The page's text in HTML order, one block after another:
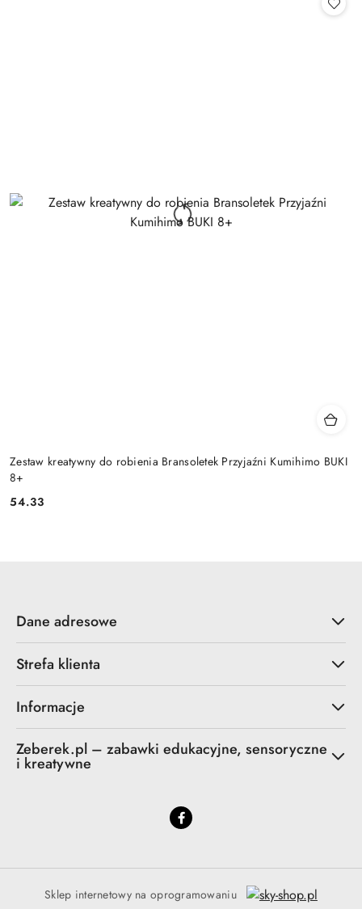
Zestaw kreatywny do robienia Bransoletek Przyjaźni Kumihimo BUKI
8+
Cena:
54.33
Dane adresowe
Strefa klienta
Informacje
Zeberek.pl – zabawki edukacyjne, sensoryczne
i kreatywne
Sklep internetowy na oprogramowaniu